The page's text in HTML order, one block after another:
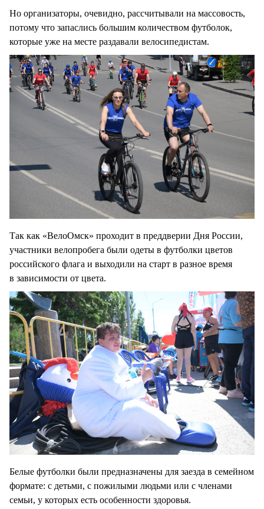
Но организаторы, очевидно, рассчитывали на массовость,
потому что запаслись большим количеством футболок,
которые уже на месте раздавали велосипедистам.
Так как «ВелоОмск» проходит в преддверии Дня России,
участники велопробега были одеты в футболки цветов
российского флага и выходили на старт в разное время
в зависимости от цвета.
Белые футболки были предназначены для заезда в семейном
формате: с детьми, с пожилыми людьми или с членами
семьи, у которых есть особенности здоровья.